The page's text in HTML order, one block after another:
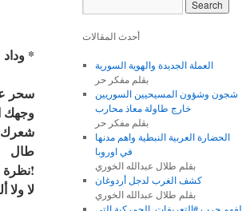
وداد عبد الزهرة فاخر *
سحر
وجهك
شعرك
طال
نظرة الأمس سراب أم خيال ؟!
لا
أحدث المقالات
العملة الجديدة والهوية السورية
بقلم مفكر حر
شجون وشؤون المسيحيين السوريين
خارج طاولة معاذ محارب
بقلم مفكر حر
الحضارة العربية النبطية واهم مدنها
في اوروبا
بقلم طلال عبدالله الخوري
كشف الغرب لدجل أردوغان
بقلم طلال عبدالله الخوري